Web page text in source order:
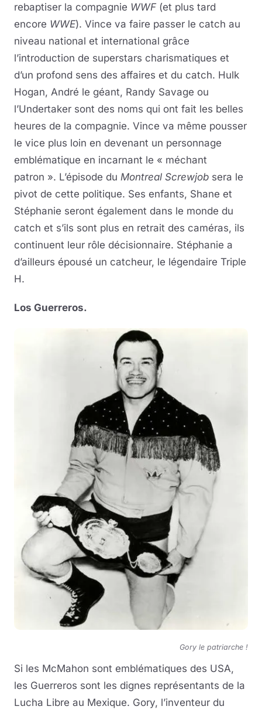
rebaptiser la compagnie WWF (et plus tard
encore WWE). Vince va faire passer le catch au
niveau national et international grâce
l’introduction de superstars charismatiques et
d’un profond sens des affaires et du catch. Hulk
Hogan, André le géant, Randy Savage ou
l’Undertaker sont des noms qui ont fait les belles
heures de la compagnie. Vince va même pousser
le vice plus loin en devenant un personnage
emblématique en incarnant le « méchant
patron ». L’épisode du Montreal Screwjob sera le
pivot de cette politique. Ses enfants, Shane et
Stéphanie seront également dans le monde du
catch et s’ils sont plus en retrait des caméras, ils
continuent leur rôle décisionnaire. Stéphanie a
d’ailleurs épousé un catcheur, le légendaire Triple
H.
Los Guerreros.
Gory le patriarche !
Si les McMahon sont emblématiques des USA,
les Guerreros sont les dignes représentants de la
Lucha Libre au Mexique. Gory, l’inventeur du